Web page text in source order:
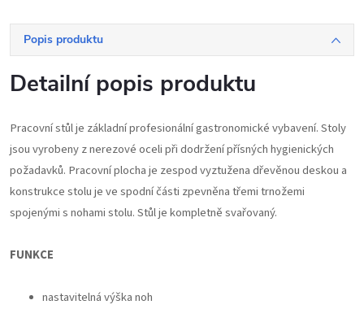
Popis produktu
Detailní popis produktu
Pracovní stůl je základní profesionální gastronomické vybavení. Stoly
jsou vyrobeny z nerezové oceli při dodržení přísných hygienických
požadavků. Pracovní plocha je zespod vyztužena dřevěnou deskou a
konstrukce stolu je ve spodní části zpevněna třemi trnožemi
spojenými s nohami stolu. Stůl je kompletně svařovaný.
FUNKCE
nastavitelná výška noh